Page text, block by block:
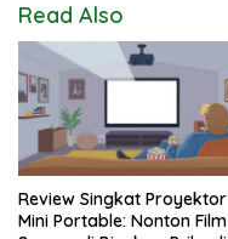
Read Also
Review Singkat Proyektor
Mini Portable: Nonton Film